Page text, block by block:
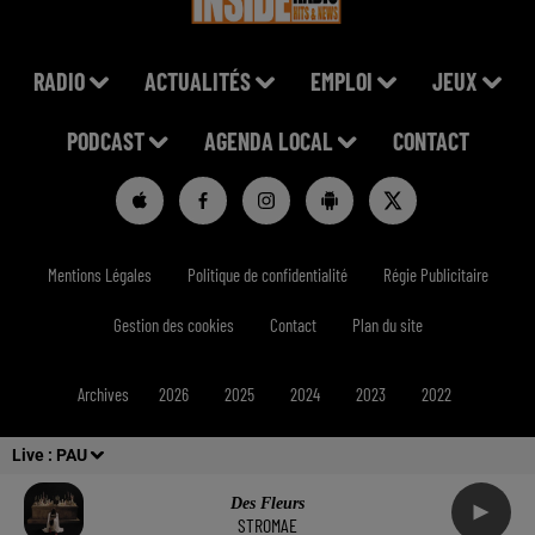
Live : PAU
Des Fleurs
STROMAE
RADIO ACTUALITÉS EMPLOI JEUX
PODCAST AGENDA LOCAL CONTACT
Mentions Légales Politique de confidentialité Régie Publicitaire
Gestion des cookies Contact Plan du site
Archives 2026 2025 2024 2023 2022